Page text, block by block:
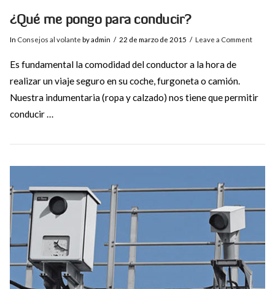
VIEW POST
¿Qué me pongo para conducir?
In Consejos al volante by admin 22 de marzo de 2015 Leave a Comment
Es fundamental la comodidad del conductor a la hora de
realizar un viaje seguro en su coche, furgoneta o camión.
Nuestra indumentaria (ropa y calzado) nos tiene que permitir
conducir …